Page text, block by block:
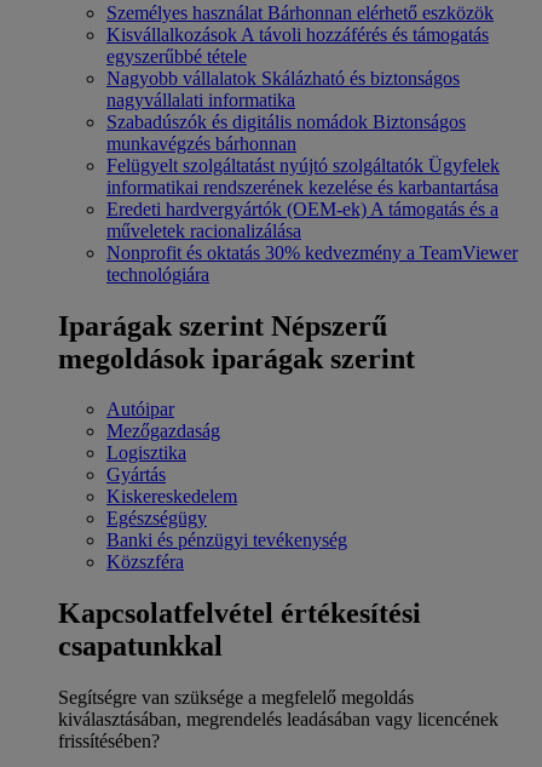
Személyes használat Bárhonnan elérhető eszközök
Kisvállalkozások A távoli hozzáférés és támogatás
egyszerűbbé tétele
Nagyobb vállalatok Skálázható és biztonságos
nagyvállalati informatika
Szabadúszók és digitális nomádok Biztonságos
munkavégzés bárhonnan
Felügyelt szolgáltatást nyújtó szolgáltatók Ügyfelek
informatikai rendszerének kezelése és karbantartása
Eredeti hardvergyártók (OEM-ek) A támogatás és a
műveletek racionalizálása
Nonprofit és oktatás 30% kedvezmény a TeamViewer
technológiára
Iparágak szerint Népszerű
megoldások iparágak szerint
Autóipar
Mezőgazdaság
Logisztika
Gyártás
Kiskereskedelem
Egészségügy
Banki és pénzügyi tevékenység
Közszféra
Kapcsolatfelvétel értékesítési
csapatunkkal
Segítségre van szüksége a megfelelő megoldás
kiválasztásában, megrendelés leadásában vagy licencének
frissítésében?